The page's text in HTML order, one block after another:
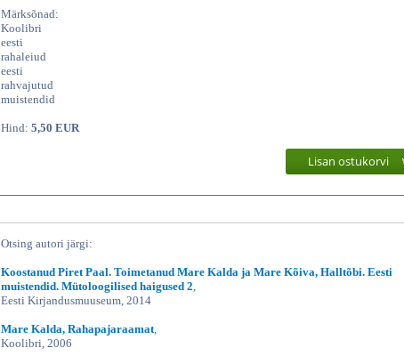
Märksõnad:
Koolibri
eesti
rahaleiud
eesti
rahvajutud
muistendid
Hind: 5,50 EUR
Lisan ostukorvi
Otsing autori järgi:
Koostanud Piret Paal. Toimetanud Mare Kalda ja Mare Kõiva, Halltõbi. Eesti
muistendid. Mütoloogilised haigused 2
Eesti Kirjandusmuuseum, 2014
Mare Kalda, Rahapajaraamat
Koolibri, 2006